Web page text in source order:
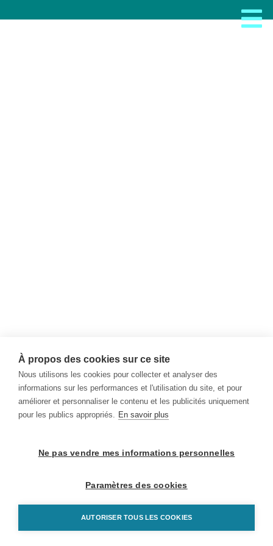
À propos des cookies sur ce site
Nous utilisons les cookies pour collecter et analyser des
informations sur les performances et l'utilisation du site, et pour
améliorer et personnaliser le contenu et les publicités uniquement
pour les publics appropriés. En savoir plus
Ne pas vendre mes informations personnelles
Paramètres des cookies
AUTORISER TOUS LES COOKIES